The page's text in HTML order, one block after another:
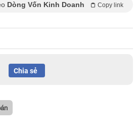
Dòng Vốn Kinh Doanh Copy link
Chia sẻ